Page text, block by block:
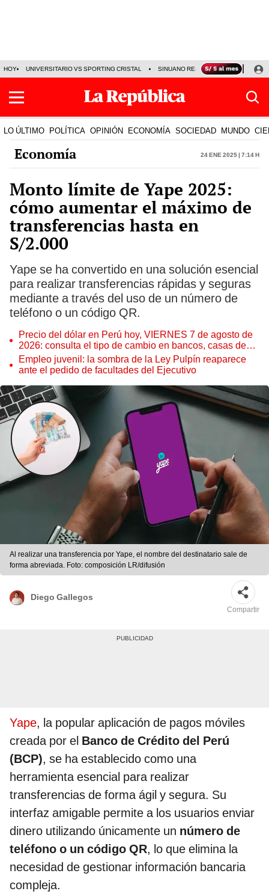
HOY UNIVERSITARIO VS SPORTING CRISTAL SINUANO RESULTADOS HOY
LO ÚLTIMO POLÍTICA OPINIÓN ECONOMÍA SOCIEDAD MUNDO
Economía 24 Ene 2025 | 7:14 h
Monto límite de Yape 2025:
cómo aumentar el máximo de
transferencias hasta en
S/2.000
Yape se ha convertido en una solución esencial
para realizar transferencias rápidas y seguras
mediante a través del uso de un número de
teléfono o un código QR.
Precio del dólar en Perú hoy, VIERNES 7 de agosto de
2026: consulta el tipo de cambio en bancos, casas de
cambio y plataformas digitales
Empleo juvenil: la sombra de la Ley Pulpín reaparece
ante el pedido de facultades del Ejecutivo
Al realizar una transferencia por Yape, el nombre del destinatario sale de
forma abreviada. Foto: composición LR/difusión
Diego Gallegos
Compartir
Yape, la popular aplicación de pagos móviles
creada por el Banco de Crédito del Perú
(BCP), se ha establecido como una
herramienta esencial para realizar
transferencias de forma ágil y segura. Su
interfaz amigable permite a los usuarios enviar
dinero utilizando únicamente un número de
teléfono o un código QR, lo que elimina la
necesidad de gestionar información bancaria
compleja.